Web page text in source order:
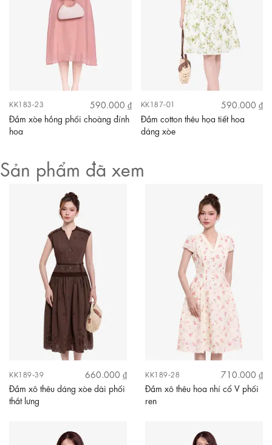
KK183-23
590.000 ₫
Đầm xòe hồng phối choàng đính
hoa
KK187-01
590.000 ₫
Đầm cotton thêu họa tiết hoa
dáng xòe
Sản phẩm đã xem
KK189-39
660.000 ₫
Đầm xô thêu dáng xòe dài phối
thắt lưng
KK189-28
710.000 ₫
Đầm xô thêu hoa nhí cổ V phối
ren